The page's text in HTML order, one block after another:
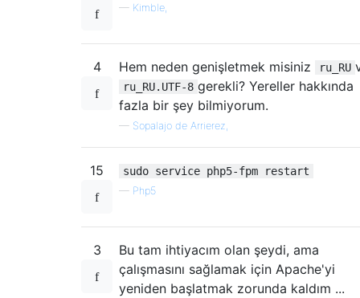
— Kimble,
4 Hem neden genişletmek misiniz ru_RU
ru_RU.UTF-8 gerekli? Yereller hakkında
fazla bir şey bilmiyorum.
— Sopalajo de Arrierez,
15 sudo service php5-fpm restart
— Php5
3
Bu tam ihtiyacım olan şeydi, ama
çalışmasını sağlamak için Apache'yi
yeniden başlatmak zorunda kaldım ...